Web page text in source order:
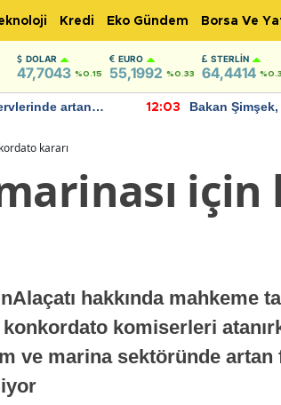
Kredi Eko Gündem Borsa Ve
DOLAR
47,7043 %0.15
EURO
55,1992 %0.33
STERLIN
64,4414
artan
12:03
Bakan
kararı
hakkında mahkeme
komiserleri
ve marina sektöründe artan